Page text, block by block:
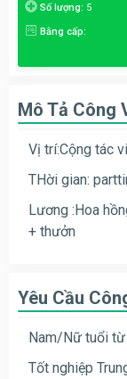
Số lượng: 5
Bằng cấp:
Mô Tả Công
Vị trí:Cộng tác
THời gian:
Lương :Hoa
+ thưởn
Yêu Cầu
Nam/Nữ tuổi
Tốt nghiệp